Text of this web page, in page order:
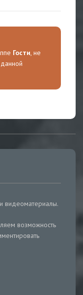
Гости, не
видеоматериалы.
возможность